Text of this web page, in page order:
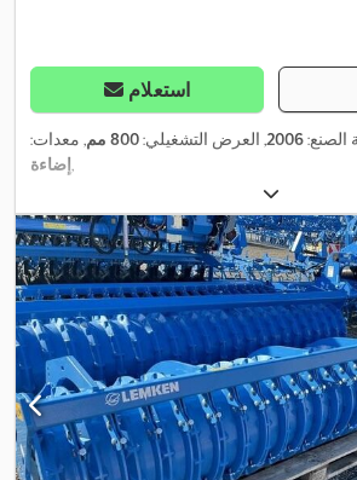
استعلام
الصنع:2006, العرض التشغيلي:800 مم
, معدات:
إضاءة